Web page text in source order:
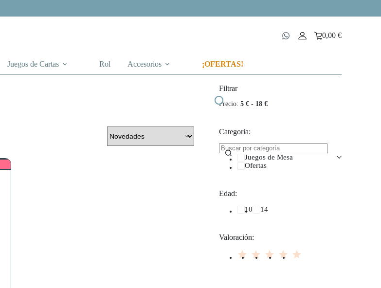
Carro
0,00€
Juegos de Cartas Rol Accesorios ¡OFERTAS!
Filtrar
Precio: 5 €- 18 €
Categoria:
Juegos de Mesa
Ofertas
Edad:
10 14
Valoración: